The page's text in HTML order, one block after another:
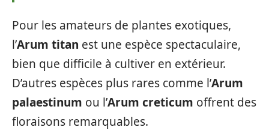
Pour les amateurs de plantes exotiques,
l’Arum titan est une espèce spectaculaire,
bien que difficile à cultiver en extérieur.
D’autres espèces plus rares comme l’Arum
palaestinum ou l’Arum creticum offrent des
floraisons remarquables.